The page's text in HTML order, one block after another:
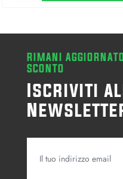
RIMANI
SCONTO
Iscriviti